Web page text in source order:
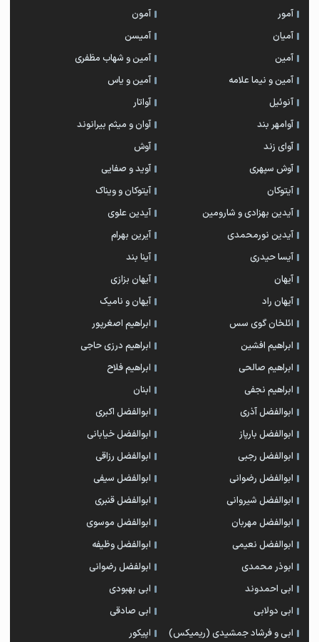
آمور
آمون
آمیان
آمیسن
آمین
آمین و شهاب مظفری
آمین و نیما علامه
آمین و یاس
آنوئیل
آواتار
آوامهر بند
آوان و میثم بیرانوند
آوای زند
آوش
آوش سپهری
آوید و صفایی
آیتوکان
آیتوکان و ویناک
آیدین بهزادی و شارومین
آیدین علوی
آیدین نورمحمدی
آیرین بهرام
آیسا حیدری
آینا بند
آیهان
آیهان بزازی
آیهان راد
آیهان و نامیک
ائلخان گوی سس
ابراهیم اصغرپور
ابراهیم افشین
ابراهیم درزی حاجی
ابراهیم صالحی
ابراهیم فلاح
ابراهیم نجفی
ابنان
ابوالفضل آذری
ابوالفضل اکبری
ابوالفضل بارپاز
ابوالفضل خیابانی
ابوالفضل رجبی
ابوالفضل رزاقی
ابوالفضل رضوانی
ابوالفضل سیفی
ابوالفضل شیروانی
ابوالفضل قنبری
ابوالفضل مهربان
ابوالفضل موسوی
ابوالفضل نعیمی
ابوالفضل وظیفه
ابوذر محمدی
ابولفضل رضوانی
ابی احمدوند
ابی بهبودی
ابی دولابی
ابی صادقی
ابی و فرشاد جمشیدی (ریمیکس)
اپیکور